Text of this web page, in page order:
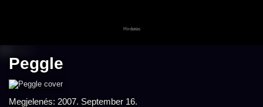
Peggle
Megjelenés: 2007. September 16.